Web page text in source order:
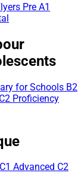
Pre A1
for Schools B2
C2 Proficiency
C1 Advanced C2